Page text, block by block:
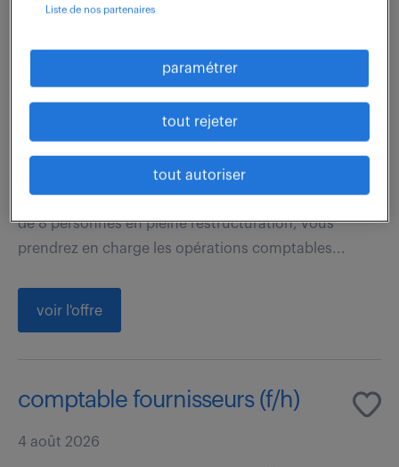
Toulouse (31)
CDI
32 000 - 35 000 € / an
Envie de relever un défi stimulant en tant que
Comptable fournisseurs (F/H) ? Au sein d'une équipe
de 8 personnes en pleine restructuration, vous
prendrez en charge les opérations comptables...
voir l'offre
comptable fournisseurs (f/h)
4 août 2026
Liste de nos partenaires
paramétrer
tout rejeter
tout autoriser